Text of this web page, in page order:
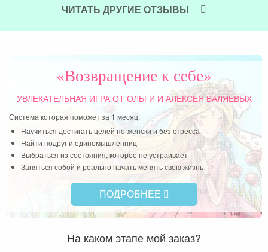
ЧИТАТЬ ДРУГИЕ ОТЗЫВЫ
«Возвращение к себе»
УВЛЕКАТЕЛЬНАЯ ИГРАОТ ОЛЬГИ И АЛЕКСЕЯ ВАЛЯЕВЫХ
Система которая поможет за 1 месяц:
Научиться достигать целей по-женски и без стресса
Найти подруг и единомышленниц
Выбраться из состояния, которое не устраивает
Заняться собой и реально начать менять свою жизнь
ПОДРОБНЕЕ
На каком этапе мой заказ?